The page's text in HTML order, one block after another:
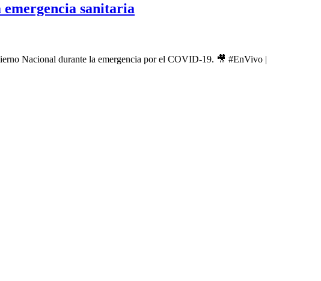
emergencia sanitaria
Nacional durante la emergencia por el COVID-19. 🎥 #EnVivo |